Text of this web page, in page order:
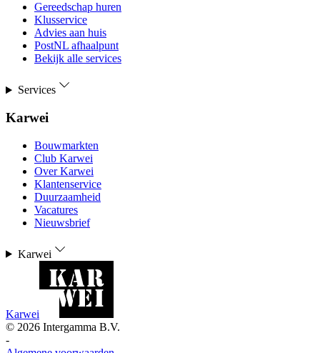
Gereedschap huren
Klusservice
Advies aan huis
PostNL afhaalpunt
Bekijk alle services
Services
Karwei
Bouwmarkten
Club Karwei
Over Karwei
Klantenservice
Duurzaamheid
Vacatures
Nieuwsbrief
Karwei
Karwei
© 2026 Intergamma B.V.
-